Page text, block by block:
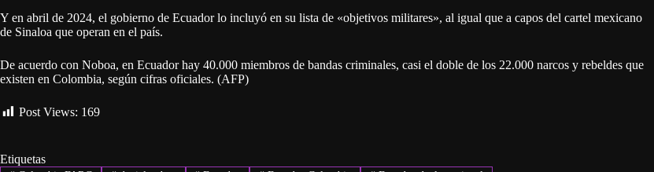
Y en abril de 2024, el gobierno de Ecuador lo incluyó en su lista de «objetivos militares», al igual que a capos del cartel mexicano
de Sinaloa que operan en el país.
De acuerdo con Noboa, en Ecuador hay 40.000 miembros de bandas criminales, casi el doble de los 22.000 narcos y rebeldes que
existen en Colombia, según cifras oficiales. (AFP)
Post Views: 169
Etiquetas